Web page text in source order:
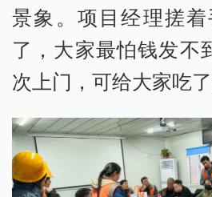
景象。项目经理搓
了，大家最怕钱发不
次上门，可给大家吃